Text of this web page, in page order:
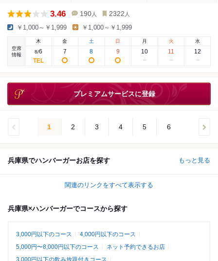
3.46 190 人 2322 人
￥1,000～￥1,999 ￥1,000～￥1,999
空席
情報
木
8/6
金
7
土
8
日
9
月
10
火
11
水
12
プレミアムサービスに登録
1 2 3 4 5 6
兵庫県でハンバーガーお店を探す もっと見る
関連のリンクをすべて表示する
兵庫県×ハンバーガーでコースから探す
3,000円以下のコース
4,000円以下のコース
5,000円〜8,000円以下のコース
ネット予約できるお店
3,000円以下の飲み放題付きコース